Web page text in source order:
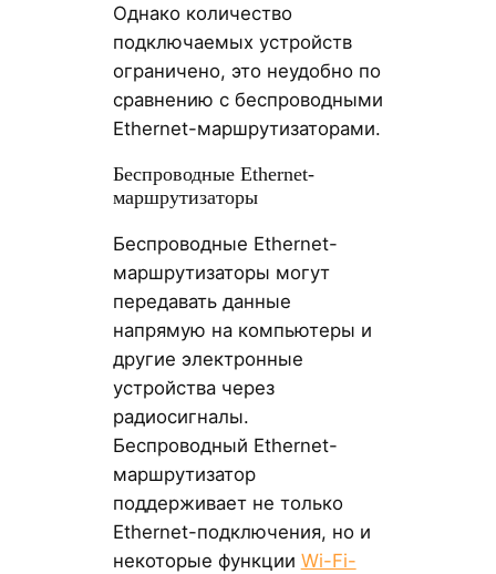
Однако количество
подключаемых устройств
ограничено, это неудобно по
сравнению с беспроводными
Ethernet-маршрутизаторами.
Беспроводные Ethernet-
маршрутизаторы
Беспроводные Ethernet-
маршрутизаторы могут
передавать данные
напрямую на компьютеры и
другие электронные
устройства через
радиосигналы.
Беспроводный Ethernet-
маршрутизатор
поддерживает не только
Ethernet-подключения, но и
некоторые функции Wi-Fi-